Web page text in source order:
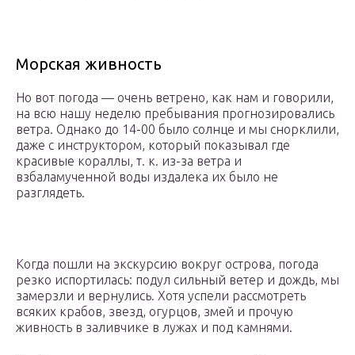
Морская живность
Но вот погода — очень ветрено, как нам и говорили,
на всю нашу неделю пребывания прогнозировались
ветра. Однако до 14-00 было солнце и мы снорклили,
даже с инструктором, который показывал где
красивые кораллы, т. к. из-за ветра и
взбаламученной воды издалека их было не
разглядеть.
Когда пошли на экскурсию вокруг острова, погода
резко испортилась: подул сильный ветер и дождь, мы
замерзли и вернулись. Хотя успели рассмотреть
всяких крабов, звезд, огурцов, змей и прочую
живность в заливчике в лужах и под камнями.